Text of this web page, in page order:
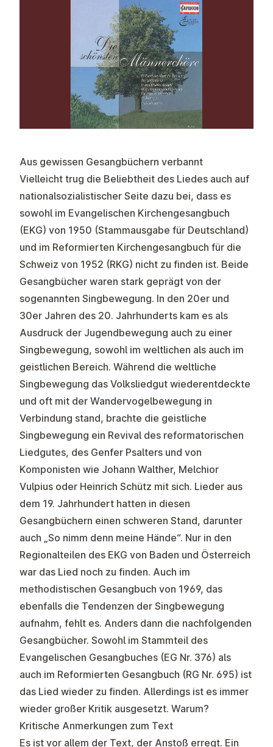
Aus gewissen Gesangbüchern verbannt
Vielleicht trug die Beliebtheit des Liedes auch auf
nationalsozialistischer Seite dazu bei, dass es
sowohl im Evangelischen Kirchengesangbuch
(EKG) von 1950 (Stammausgabe für Deutschland)
und im Reformierten Kirchengesangbuch für die
Schweiz von 1952 (RKG) nicht zu finden ist. Beide
Gesangbücher waren stark geprägt von der
sogenannten Singbewegung. In den 20er und
30er Jahren des 20. Jahrhunderts kam es als
Ausdruck der Jugendbewegung auch zu einer
Singbewegung, sowohl im weltlichen als auch im
geistlichen Bereich. Während die weltliche
Singbewegung das Volksliedgut wiederentdeckte
und oft mit der Wandervogelbewegung in
Verbindung stand, brachte die geistliche
Singbewegung ein Revival des reformatorischen
Liedgutes, des Genfer Psalters und von
Komponisten wie Johann Walther, Melchior
Vulpius oder Heinrich Schütz mit sich. Lieder aus
dem 19. Jahrhundert hatten in diesen
Gesangbüchern einen schweren Stand, darunter
auch „So nimm denn meine Hände“. Nur in den
Regionalteilen des EKG von Baden und Österreich
war das Lied noch zu finden. Auch im
methodistischen Gesangbuch von 1969, das
ebenfalls die Tendenzen der Singbewegung
aufnahm, fehlt es. Anders dann die nachfolgenden
Gesangbücher. Sowohl im Stammteil des
Evangelischen Gesangbuches (EG Nr. 376) als
auch im Reformierten Gesangbuch (RG Nr. 695) ist
das Lied wieder zu finden. Allerdings ist es immer
wieder großer Kritik ausgesetzt. Warum?
Kritische Anmerkungen zum Text
Es ist vor allem der Text, der Anstoß erregt. Ein